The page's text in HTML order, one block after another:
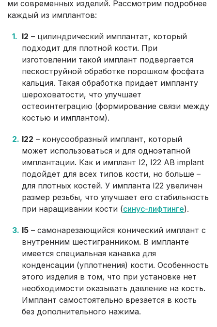
ми современных изделий. Рассмотрим подробнее
каждый из имплантов:
I2 – цилиндрический имплантат, который
подходит для плотной кости. При
изготовлении такой имплант подвергается
пескоструйной обработке порошком фосфата
кальция. Такая обработка придает импланту
шероховатости, что улучшает
остеоинтеграцию (формирование связи между
костью и имплантом).
I22 – конусообразный имплант, который
может использоваться и для одноэтапной
имплантации. Как и имплант I2, I22 AB implant
подойдет для всех типов кости, но больше –
для плотных костей. У импланта I22 увеличен
размер резьбы, что улучшает его стабильность
при наращивании кости (синус-лифтинге).
I5 – самонарезающийся конический имплант с
внутренним шестигранником. В импланте
имеется специальная канавка для
конденсации (уплотнения) кости. Особенность
этого изделия в том, что при установке нет
необходимости оказывать давление на кость.
Имплант самостоятельно врезается в кость
без дополнительного нажима.